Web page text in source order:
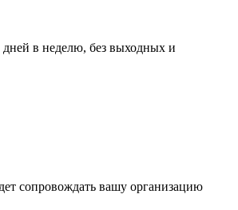
в неделю, без выходных и
сопровождать вашу организацию